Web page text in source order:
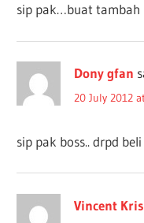
sip pak…buat tambah
Dony gfan
20 July 2012
sip pak boss.. drpd
Vincent